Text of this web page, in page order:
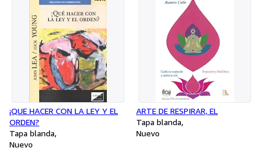
¡QUE HACER CON LA LEY Y EL
ORDEN?
Tapa blanda
Nuevo
ARTE DE RESPIRAR, EL
Tapa blanda
Nuevo